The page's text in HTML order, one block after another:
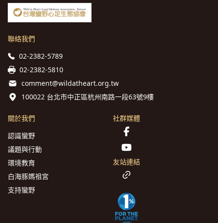
聯絡我們
02-2382-5789
02-2382-5810
comment@wildatheart.org.tw
100022 台北市中正區杭州南路一段63號9樓
關於我們
認識蠻野
議題與行動
環境教育
白海豚媽祖宮
支持蠻野
社群媒體
友站連結